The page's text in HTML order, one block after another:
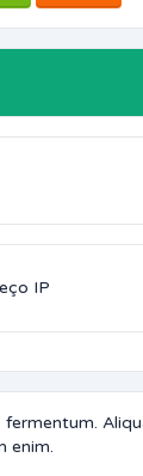
IP
enim.